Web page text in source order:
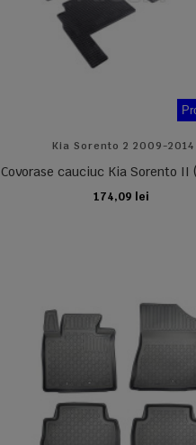
Kia Sorento 2 2009-2014
Covorase cauciuc Kia Sorento II
174,09 lei
ADAUGA IN COS